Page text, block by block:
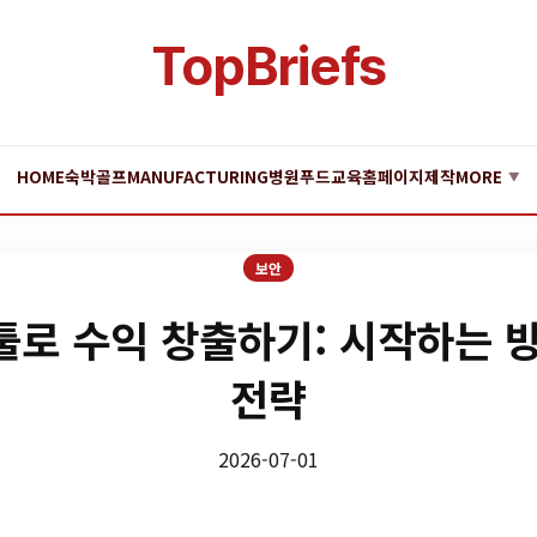
TopBriefs
HOME숙박골프MANUFACTURING병원푸드교육홈페이지제작MORE ▼
보안
로 수익 창출하기: 시작하는
전략
2026-07-01